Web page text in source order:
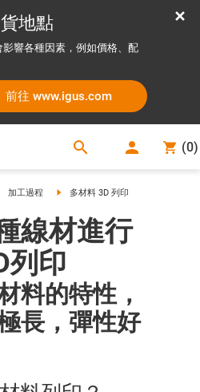
地點
響各種因素，例如價格、配
前往 www.igus.com
search (0)
加工過程 多材料 3D 列印
線材進行
列印
料的特性，
長，彈性好